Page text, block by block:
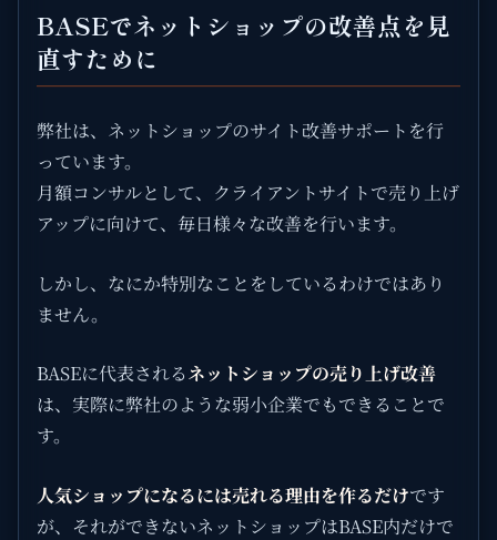
BASEでネットショップの改善点を見
直すために
弊社は、ネットショップのサイト改善サポートを行
っています。
月額コンサルとして、クライアントサイトで売り上げ
アップに向けて、毎日様々な改善を行います。
しかし、なにか特別なことをしているわけではあり
ません。
BASEに代表されるネットショップの売り上げ改善
は、実際に弊社のような弱小企業でもできることで
す。
人気ショップになるには売れる理由を作るだけです
が、それができないネットショップはBASE内だけで